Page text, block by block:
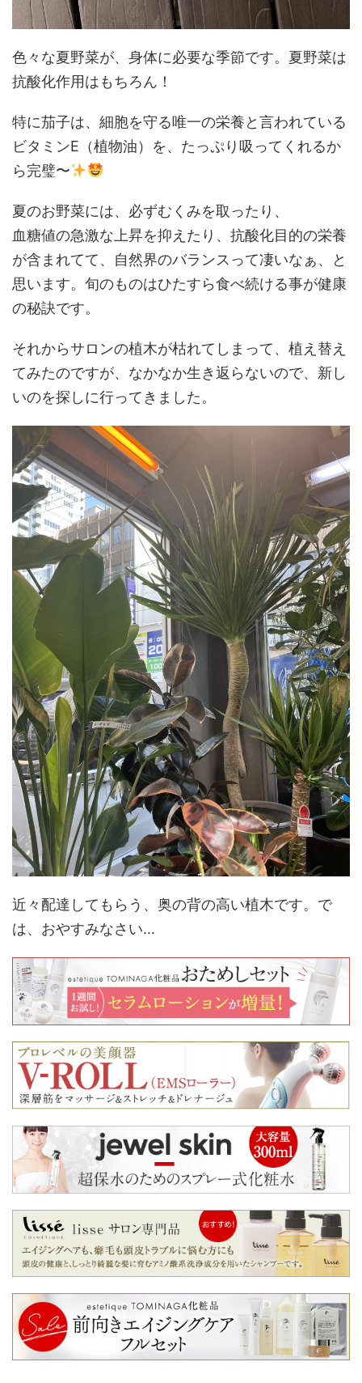
色々な夏野菜が、身体に必要な季節です。夏野菜は
抗酸化作用はもちろん！
特に茄子は、細胞を守る唯一の栄養と言われている
ビタミンE（植物油）を、たっぷり吸ってくれるか
ら完璧〜
夏のお野菜には、必ずむくみを取ったり、
血糖値の急激な上昇を抑えたり、抗酸化目的の栄養
が含まれてて、自然界のバランスって凄いなぁ、と
思います。旬のものはひたすら食べ続ける事が健康
の秘訣です。
それからサロンの植木が枯れてしまって、植え替え
てみたのですが、なかなか生き返らないので、新し
いのを探しに行ってきました。
近々配達してもらう、奥の背の高い植木です。で
は、おやすみなさい…